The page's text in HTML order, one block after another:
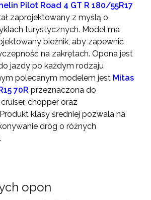
Pilot Road 4 GT R 180/55R17
zaprojektowany z myślą o
turystycznych. Model ma
bieżnik, aby zapewnić
na zakrętach. Opona jest
jazdy po każdym rodzaju
polecanym modelem jest Mitas
70R przeznaczona do
chopper oraz
klasy średniej pozwala na
dróg o różnych
opon